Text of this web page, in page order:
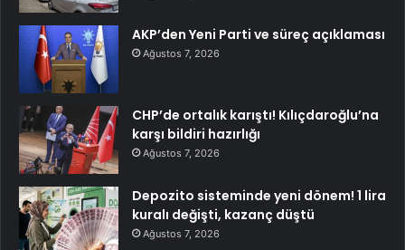
AKP’den Yeni Parti ve süreç açıklaması
Ağustos 7, 2026
CHP’de ortalık karıştı! Kılıçdaroğlu’na
karşı bildiri hazırlığı
Ağustos 7, 2026
Depozito sisteminde yeni dönem! 1 lira
kuralı değişti, kazanç düştü
Ağustos 7, 2026